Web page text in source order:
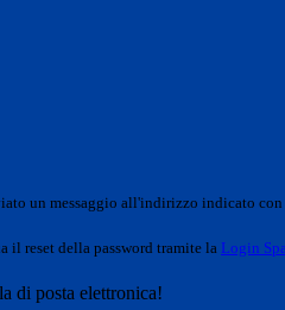
un messaggio all'indirizzo indicato
il reset della password tramite la Login
di posta elettronica!